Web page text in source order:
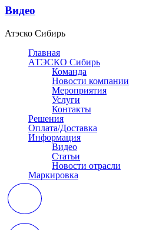
Видео
Атэско Сибирь
Главная
АТЭСКО Сибирь
Команда
Новости компании
Мероприятия
Услуги
Контакты
Решения
Оплата/Доставка
Информация
Видео
Статьи
Новости отрасли
Маркировка